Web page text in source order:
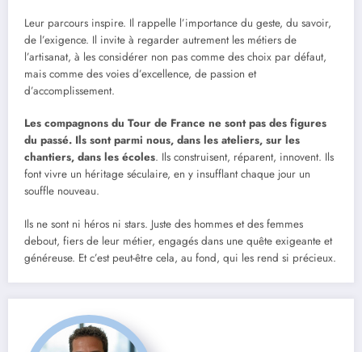
Leur parcours inspire. Il rappelle l’importance du geste, du savoir,
de l’exigence. Il invite à regarder autrement les métiers de
l’artisanat, à les considérer non pas comme des choix par défaut,
mais comme des voies d’excellence, de passion et
d’accomplissement.
Les compagnons du Tour de France ne sont pas des figures
du passé. Ils sont parmi nous, dans les ateliers, sur les
chantiers, dans les écoles. Ils construisent, réparent, innovent. Ils
font vivre un héritage séculaire, en y insufflant chaque jour un
souffle nouveau.
Ils ne sont ni héros ni stars. Juste des hommes et des femmes
debout, fiers de leur métier, engagés dans une quête exigeante et
généreuse. Et c’est peut-être cela, au fond, qui les rend si précieux.